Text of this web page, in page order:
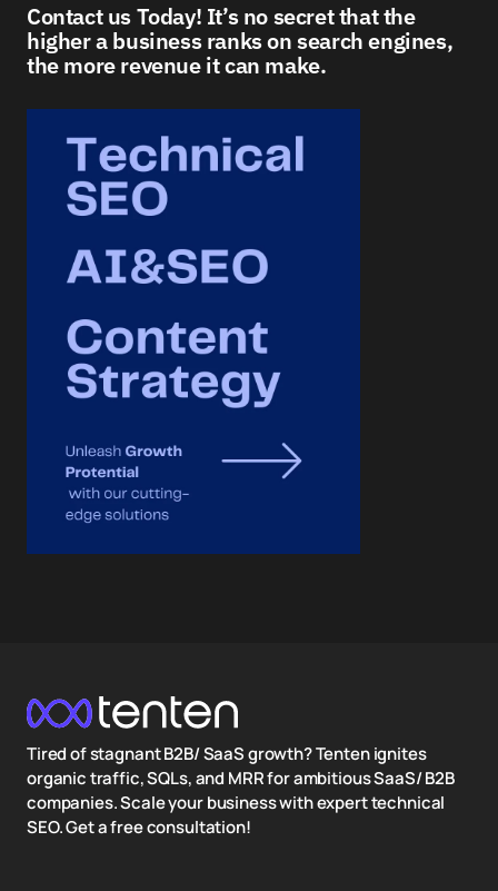
Contact us Today! It’s no secret that the
higher a business ranks on search engines,
the more revenue it can make.
Tired of stagnant B2B/ SaaS growth? Tenten ignites
organic traffic, SQLs, and MRR for ambitious SaaS/ B2B
companies. Scale your business with expert technical
SEO. Get a free consultation!